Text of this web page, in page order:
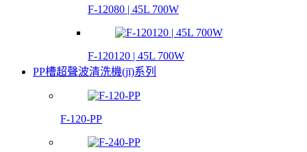
F-12080 | 45L 700W
F-120120 | 45L 700W
PP槽超聲波清洗機(jī)系列
F-120-PP